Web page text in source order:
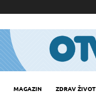
MAGAZIN ZDRAV ŽIVOT